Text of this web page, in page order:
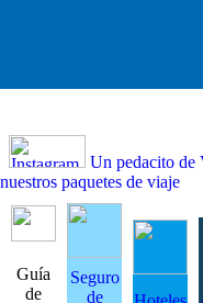
Un pedacito de
nuestros paquetes de viaje
Guía
de
Seguro
de